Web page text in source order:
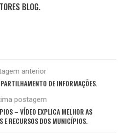
BLOG.
anterior
DE INFORMAÇÕES.
postagem
– VÍDEO EXPLICA MELHOR AS
E RECURSOS DOS MUNICÍPIOS.